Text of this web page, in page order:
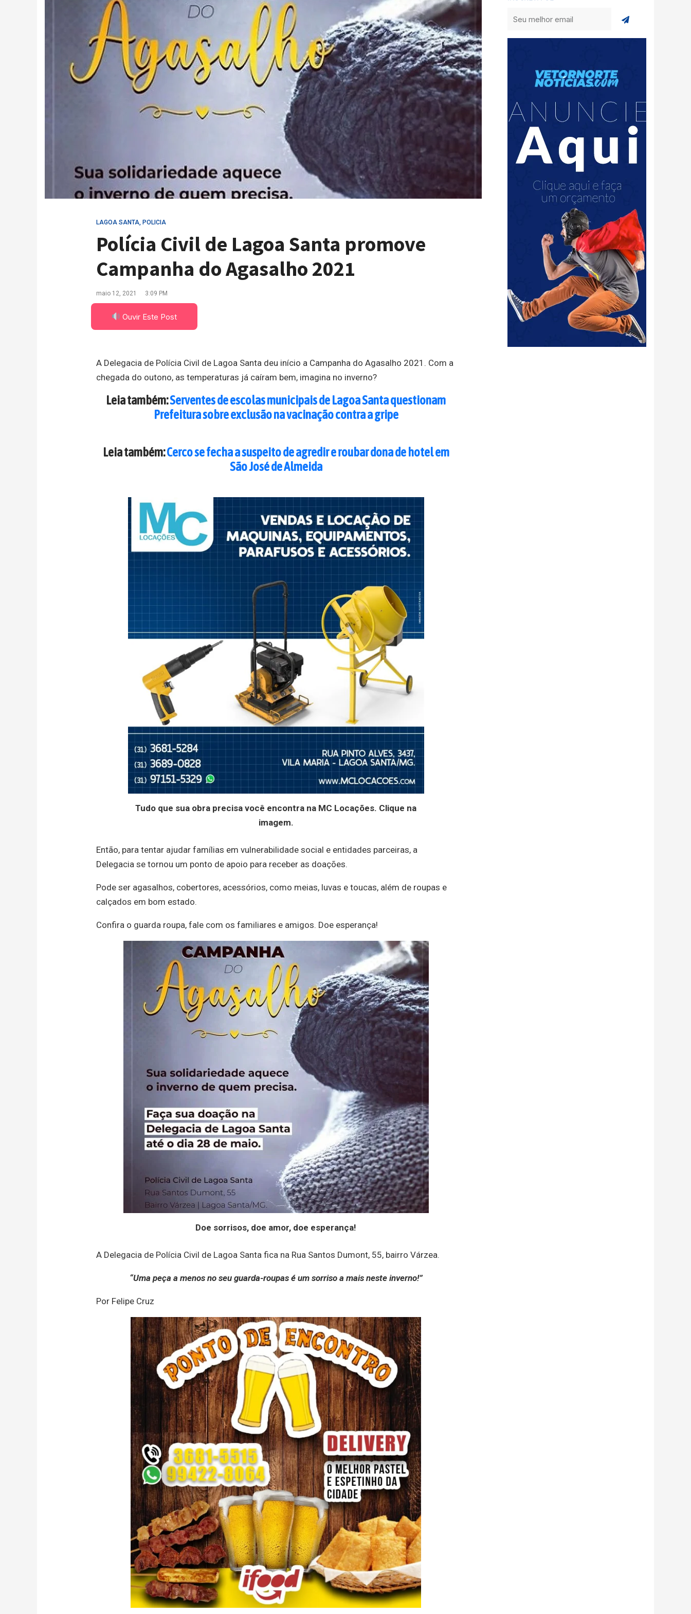
LAGOA SANTA, POLICIA
Polícia Civil de Lagoa Santa promove
Campanha do Agasalho 2021
maio 12, 2021 3:09 PM
Ouvir Este Post
A Delegacia de Polícia Civil de Lagoa Santa deu início a Campanha do Agasalho 2021. Com a
chegada do outono, as temperaturas já caíram bem, imagina no inverno?
Leia também:Serventes de escolas municipais de Lagoa Santa questionam
Prefeitura sobre exclusão na vacinação contra a gripe
Leia também:Cerco se fecha a suspeito de agredir e roubar dona de hotel em
São José de Almeida
Tudo que sua obra precisa você encontra na MC Locações. Clique na
imagem.
Então, para tentar ajudar famílias em vulnerabilidade social e entidades parceiras, a
Delegacia se tornou um ponto de apoio para receber as doações.
Pode ser agasalhos, cobertores, acessórios, como meias, luvas e toucas, além de roupas e
calçados em bom estado.
Confira o guarda roupa, fale com os familiares e amigos. Doe esperança!
Doe sorrisos, doe amor, doe esperança!
A Delegacia de Polícia Civil de Lagoa Santa fica na Rua Santos Dumont, 55, bairro Várzea.
“Uma peça a menos no seu guarda-roupas é um sorriso a mais neste inverno!”
Por Felipe Cruz